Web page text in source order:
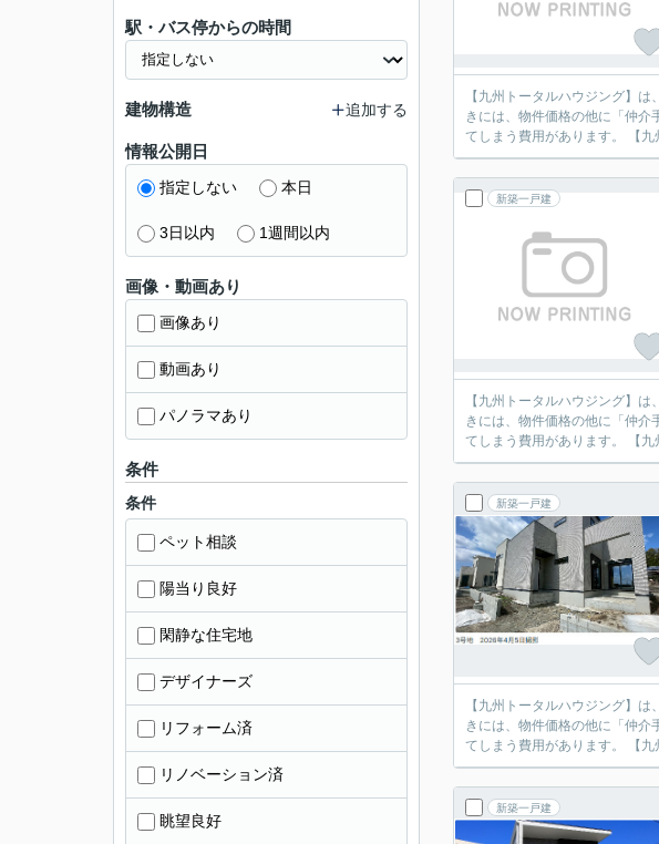
【九州トータルハウジング】は、ブ
きには、物件価格の他に「仲
てし
新築一戸建
【九州トータルハウジング】は、ブ
きには、物件価格の他に「仲
てし
新築一戸建
【九州トータルハウジング】は、ブ
きには、物件価格の他に「仲
てし
新築一戸建
駅・バス停からの時間
建物構造 追加する
情報公開日
指定しない 本日
3日以内 1週間以内
画像・動画あり
画像あり
動画あり
パノラマあり
条件
条件
ペット相談
陽当り良好
閑静な住宅地
デザイナーズ
リフォーム済
リノベーション済
眺望良好